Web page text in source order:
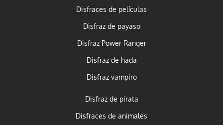
Disfraces de películas
Disfraz de payaso
Disfraz Power Ranger
Disfraz de hada
Disfraz vampiro
Disfraz de pirata
Disfraces de animales